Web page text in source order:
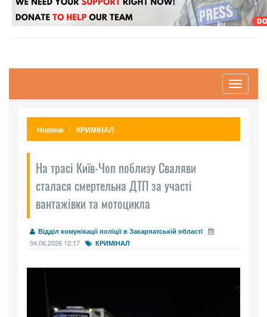
Toggle
Новини КРИМІНАЛ
На трасі Київ-Чоп поблизу Сваляви
сталася смертельна ДТП за участі
вантажівки та мотоцикла
Відділ комунікації поліції в Закарпатській області
04.06.2026 12:17 КРИМІНАЛ